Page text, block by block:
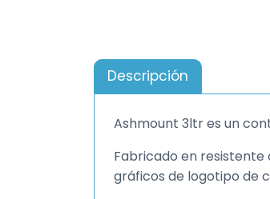
Descripción
Ashmount 3ltr es un
Fabricado en resistente
gráficos de logotipo de